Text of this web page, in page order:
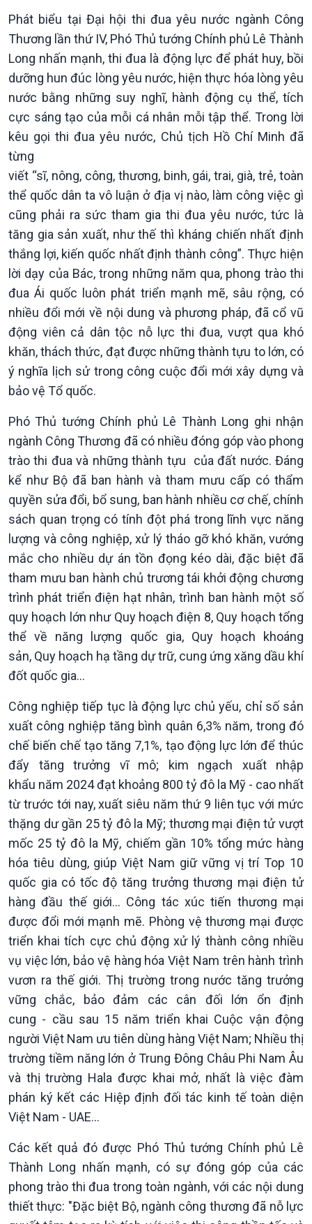
Chuyên mục
Theo dòng Thời sự
Chính trị
Tin Chính trị
Chính phủ với người dân
Quốc hội với cử tri
Xây dựng đảng
Đảng trong cuộc sống
Nhận diện sự thật
Pháp luật và đời sống
Thế giới
Tin thế giới
Vấn đề quốc tế
Hồ sơ sự kiện quốc tế
Thế giới & Việt Nam
Biên cương - Một dải vững
Phát biểu tại Đại hội thi đua yêu nước ngành Công
Thương lần thứ IV, Phó Thủ tướng Chính phủ Lê Thành
Long nhấn mạnh, thi đua là động lực để phát huy, bồi
dưỡng hun đúc lòng yêu nước, hiện thực hóa lòng yêu
nước bằng những suy nghĩ, hành động cụ thể, tích
cực sáng tạo của mỗi cá nhân mỗi tập thể. Trong lời
kêu gọi thi đua yêu nước, Chủ tịch Hồ Chí Minh đã
từng
viết “sĩ, nông, công, thương, binh, gái, trai, già, trẻ, toàn
thể quốc dân ta vô luận ở địa vị nào, làm công việc gì
cũng phải ra sức tham gia thi đua yêu nước, tức là
tăng gia sản xuất, như thế thì kháng chiến nhất định
thắng lợi, kiến quốc nhất định thành công”. Thực hiện
lời dạy của Bác, trong những năm qua, phong trào thi
đua Ái quốc luôn phát triển mạnh mẽ, sâu rộng, có
nhiều đổi mới về nội dung và phương pháp, đã cổ vũ
động viên cả dân tộc nỗ lực thi đua, vượt qua khó
khăn, thách thức, đạt được những thành tựu to lớn, có
ý nghĩa lịch sử trong công cuộc đổi mới xây dựng và
bảo vệ Tổ quốc.
Phó Thủ tướng Chính phủ Lê Thành Long ghi nhận
ngành Công Thương đã có nhiều đóng góp vào phong
trào thi đua và những thành tựu của đất nước. Đáng
kể như Bộ đã ban hành và tham mưu cấp có thẩm
quyền sửa đổi, bổ sung, ban hành nhiều cơ chế, chính
sách quan trọng có tính đột phá trong lĩnh vực năng
lượng và công nghiệp, xử lý tháo gỡ khó khăn, vướng
mắc cho nhiều dự án tồn đọng kéo dài, đặc biệt đã
tham mưu ban hành chủ trương tái khởi động chương
trình phát triển điện hạt nhân, trình ban hành một số
quy hoạch lớn như Quy hoạch điện 8, Quy hoạch tổng
thể về năng lượng quốc gia, Quy hoạch khoáng
sản, Quy hoạch hạ tầng dự trữ, cung ứng xăng dầu khí
đốt quốc gia…
Công nghiệp tiếp tục là động lực chủ yếu, chỉ số sản
xuất công nghiệp tăng bình quân 6,3% năm, trong đó
chế biến chế tạo tăng 7,1%, tạo động lực lớn để thúc
đẩy tăng trưởng vĩ mô; kim ngạch xuất nhập
khẩu năm 2024 đạt khoảng 800 tỷ đô la Mỹ - cao nhất
từ trước tới nay, xuất siêu năm thứ 9 liên tục với mức
thặng dư gần 25 tỷ đô la Mỹ; thương mại điện tử vượt
mốc 25 tỷ đô la Mỹ, chiếm gần 10% tổng mức hàng
hóa tiêu dùng, giúp Việt Nam giữ vững vị trí Top 10
quốc gia có tốc độ tăng trưởng thương mại điện tử
hàng đầu thế giới… Công tác xúc tiến thương mại
được đổi mới mạnh mẽ. Phòng vệ thương mại được
triển khai tích cực chủ động xử lý thành công nhiều
vụ việc lớn, bảo vệ hàng hóa Việt Nam trên hành trình
vươn ra thế giới. Thị trường trong nước tăng trưởng
vững chắc, bảo đảm các cân đối lớn ổn định
cung - cầu sau 15 năm triển khai Cuộc vận động
người Việt Nam ưu tiên dùng hàng Việt Nam; Nhiều thị
trường tiềm năng lớn ở Trung Đông Châu Phi Nam Âu
và thị trường Hala được khai mở, nhất là việc đàm
phán ký kết các Hiệp định đối tác kinh tế toàn diện
Việt Nam - UAE…
Các kết quả đó được Phó Thủ tướng Chính phủ Lê
Thành Long nhấn mạnh, có sự đóng góp của các
phong trào thi đua trong toàn ngành, với các nội dung
thiết thực: "Đặc biệt Bộ, ngành công thương đã nỗ lực